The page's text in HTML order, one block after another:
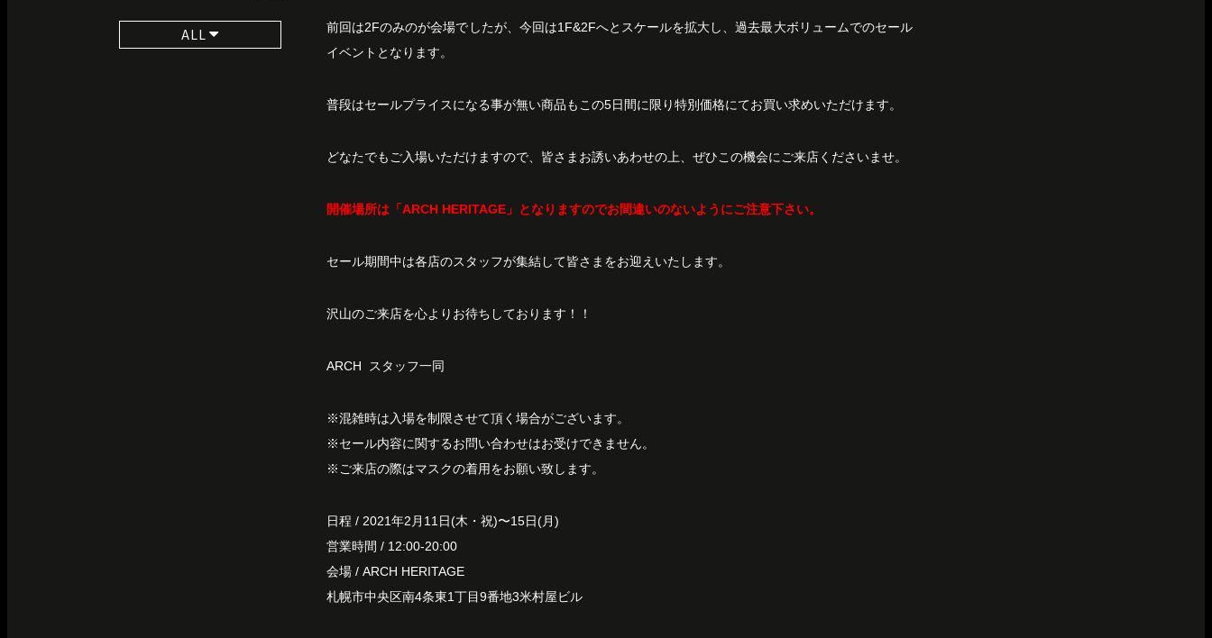
ALL
前回は2Fのみのが会場でしたが、今回は1F&2Fへとスケールを拡大し、過去最大ボリュームでのセール
イベントとなります。
普段はセールプライスになる事が無い商品もこの5日間に限り特別価格にてお買い求めいただけます。
どなたでもご入場いただけますので、皆さまお誘いあわせの上、ぜひこの機会にご来店くださいませ。
開催場所は「ARCH HERITAGE」となりますのでお間違いのないようにご注意下さい。
セール期間中は各店のスタッフが集結して皆さまをお迎えいたします。
沢山のご来店を心よりお待ちしております！！
ARCH スタッフ一同
※混雑時は入場を制限させて頂く場合がございます。
※セール内容に関するお問い合わせはお受けできません。
※ご来店の際はマスクの着用をお願い致します。
日程 / ‪‪2021年2月11日(木・祝)〜15日(月)
営業時間 / ‪‪12:00-20:00‬‬
会場 / ARCH HERITAGE
‪‪札幌市中央区南4条東1丁目9番地3米村屋ビル‬